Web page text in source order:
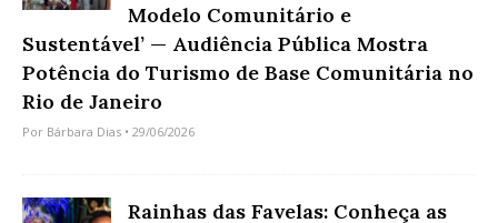
Modelo Comunitário e
Sustentável’ — Audiência Pública Mostra
Potência do Turismo de Base Comunitária no
Rio de Janeiro
Por Bárbara Dias • 29/06/2026
Rainhas das Favelas: Conheça as